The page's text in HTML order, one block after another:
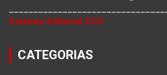
Estatuto Editorial SCD
CATEGORIAS